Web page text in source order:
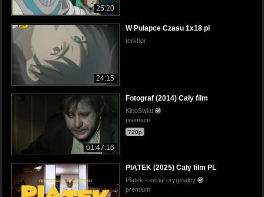
25:20
24:15
W Pulapce Czasu 1x18 pl
terkhor
01:47:16
Fotograf (2014) Cały film
KinoSwiat
premium
720p
PIĄTEK (2025) Cały film PL
Piątek - serial oryginalny
premium